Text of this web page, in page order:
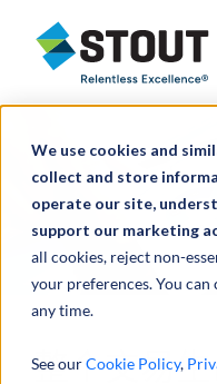
We use cookies and
collect and store
operate our site,
support our marketing
all cookies, reject non-
your preferences. You can
any time.
See ourCookie Policy,
Stout Relentless
整个交易